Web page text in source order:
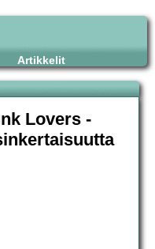
Artikkelit
Lovers -